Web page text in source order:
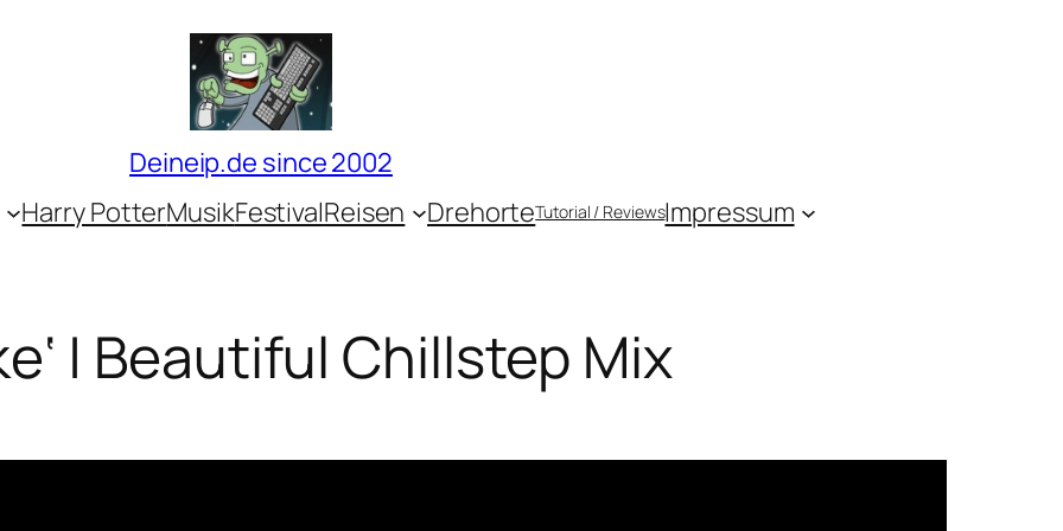
Deineip.de since 2002
Harry PotterMusikFestivalReisen DrehorteTutorial / ReviewsImpressum
| Beautiful Chillstep Mix